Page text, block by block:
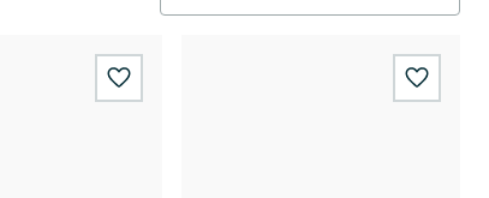
wishlist.add